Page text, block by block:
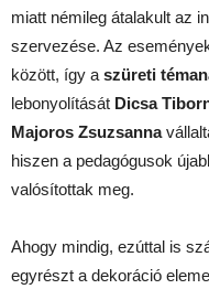
miatt némileg átalakult az
szervezése. Az
között, így a szüreti
lebonyolítását Dicsa
Majoros Zsuzsanna
hiszen a pedagógusok
valósítottak meg.
Ahogy mindig, ezúttal is
egyrészt a dekoráció